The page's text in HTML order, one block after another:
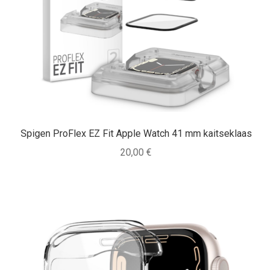
Spigen ProFlex EZ Fit Apple Watch 41 mm kaitseklaas
20,00 €